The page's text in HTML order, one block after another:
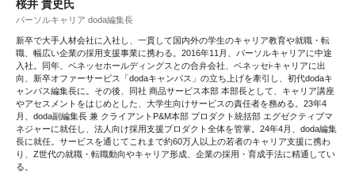
桜井 貴史氏
パーソルキャリア doda編集長
新卒で大手人材会社に入社し、一貫して国内外の学生のキャリア教育や就職・転
職、幅広い企業の採用支援事業に携わる。2016年11月、パーソルキャリアに中途
入社。同年、ベネッセホールディングスとの合弁会社、ベネッセi-キャリアに出
向、新卒オファーサービス「dodaキャンパス」の立ち上げを牽引し、初代dodaキ
ャンパス編集長に。その後、同社 商品サービス本部 本部長として、キャリア講座
やアセスメントをはじめとした、大学生向けサービスの責任者を務める。23年4
月、doda副編集長 兼 クライアントP&M本部 プロダクト統括部 エグゼクティブマ
ネジャーに就任し、法人向け採用支援プロダクト全体を管掌。24年4月、doda編集
長に就任。サービスを通じてこれまで約60万人以上の若者のキャリア支援に携わ
り、Z世代の就職・転職動向やキャリア形成、企業の採用・育成手法に精通してい
る。